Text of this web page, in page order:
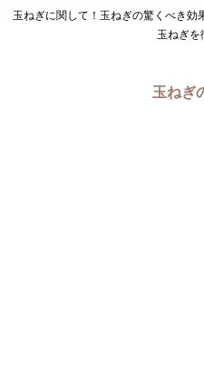
玉ねぎに関して！玉ねぎの驚くべき
玉ねぎを
玉ねぎ